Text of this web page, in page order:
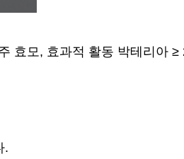
효모, 효과적 활동 박테리아 ≥
.